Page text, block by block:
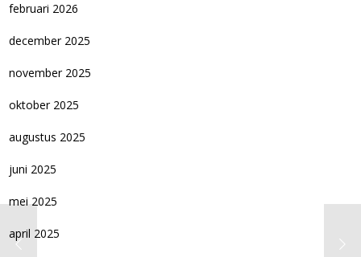
februari 2026
december 2025
november 2025
oktober 2025
augustus 2025
juni 2025
mei 2025
april 2025